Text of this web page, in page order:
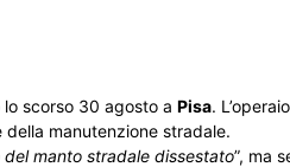
scorso 30 agosto a Pisa.
manutenzione stradale.
manto stradale dissestato”, ma